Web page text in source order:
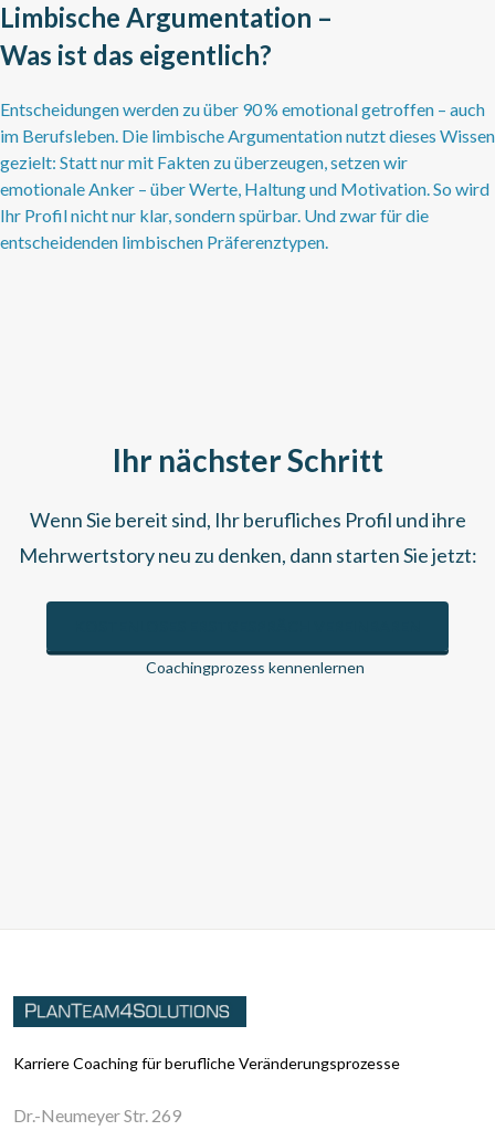
Limbische Argumentation –
Was ist das eigentlich?
Entscheidungen werden zu über 90 % emotional getroffen – auch
im Berufsleben. Die limbische Argumentation nutzt dieses Wissen
gezielt: Statt nur mit Fakten zu überzeugen, setzen wir
emotionale Anker – über Werte, Haltung und Motivation. So wird
Ihr Profil nicht nur klar, sondern spürbar. Und zwar für die
entscheidenden limbischen Präferenztypen.
Ihr nächster Schritt
Wenn Sie bereit sind, Ihr berufliches Profil und ihre
Mehrwertstory neu zu denken, dann starten Sie jetzt:
Coachingprozess kennenlernen
Karriere Coaching für berufliche Veränderungsprozesse
Dr.-Neumeyer Str. 269